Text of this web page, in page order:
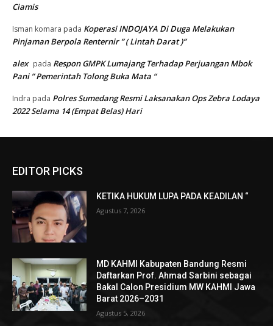
Ciamis
Isman komara pada Koperasi INDOJAYA Di Duga Melakukan
Pinjaman Berpola Renternir ” ( Lintah Darat )”
alex pada Respon GMPK Lumajang Terhadap Perjuangan Mbok
Pani ” Pemerintah Tolong Buka Mata “
Indra pada Polres Sumedang Resmi Laksanakan Ops Zebra Lodaya
2022 Selama 14 (Empat Belas) Hari
EDITOR PICKS
KETIKA HUKUM LUPA PADA KEADILAN “
Agustus 7, 2026
MD KAHMI Kabupaten Bandung Resmi
Daftarkan Prof. Ahmad Sarbini sebagai
Bakal Calon Presidium MW KAHMI Jawa
Barat 2026–2031
Agustus 5, 2026